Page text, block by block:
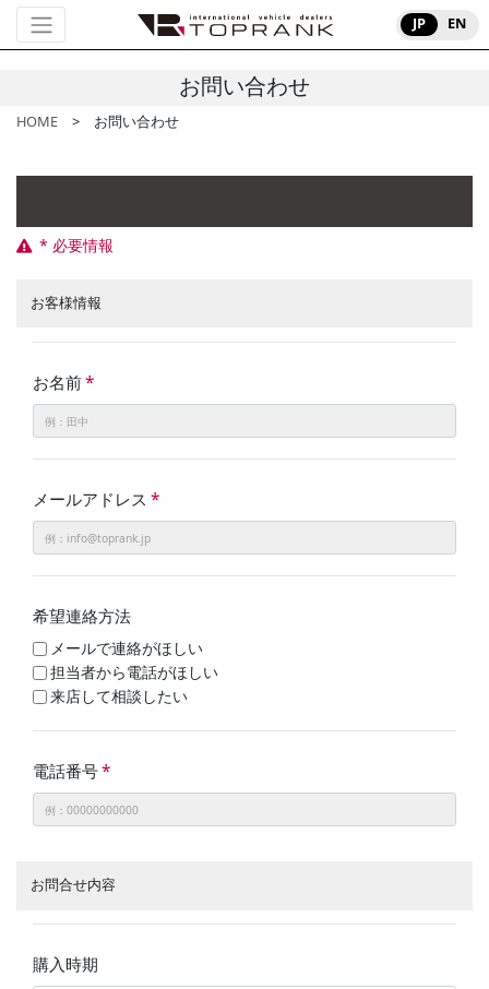
JP EN
お問い合わせ
HOME > お問い合わせ
* 必要情報
お客様情報
お名前*
メールアドレス *
希望連絡方法
メールで連絡がほしい
担当者から電話がほしい
来店して相談したい
電話番号*
お問合せ内容
購入時期